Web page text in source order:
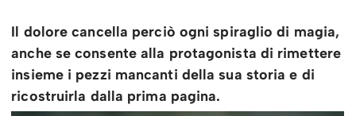
Il dolore cancella perciò ogni spiraglio di magia,
anche se consente alla protagonista di rimettere
insieme i pezzi mancanti della sua storia e di
ricostruirla dalla prima pagina.